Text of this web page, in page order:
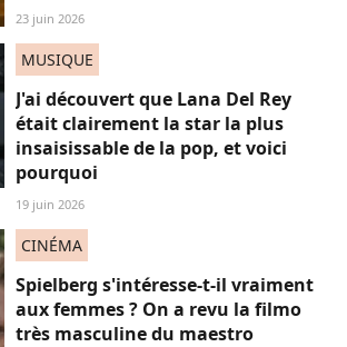
23 juin 2026
MUSIQUE
J'ai découvert que Lana Del Rey
était clairement la star la plus
insaisissable de la pop, et voici
pourquoi
19 juin 2026
CINÉMA
Spielberg s'intéresse-t-il vraiment
aux femmes ? On a revu la filmo
très masculine du maestro